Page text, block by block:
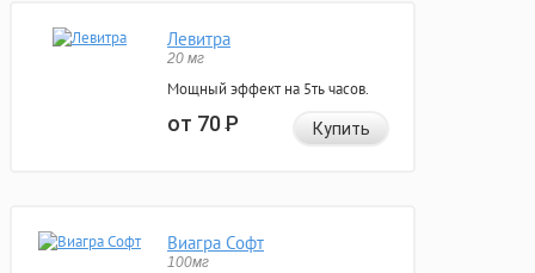
Левитра
20 мг
Мощный эффект на 5ть часов.
от 70Р Купить
Виагра Софт
100мг